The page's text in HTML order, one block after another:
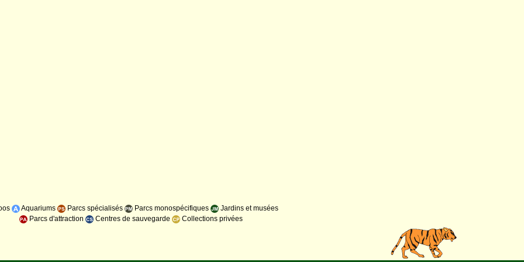
Aquariums Parcs spécialisés Parcs monospécifiques
Jardins et musées
Parcs d'attraction
Centres de sauvegarde Collections privées